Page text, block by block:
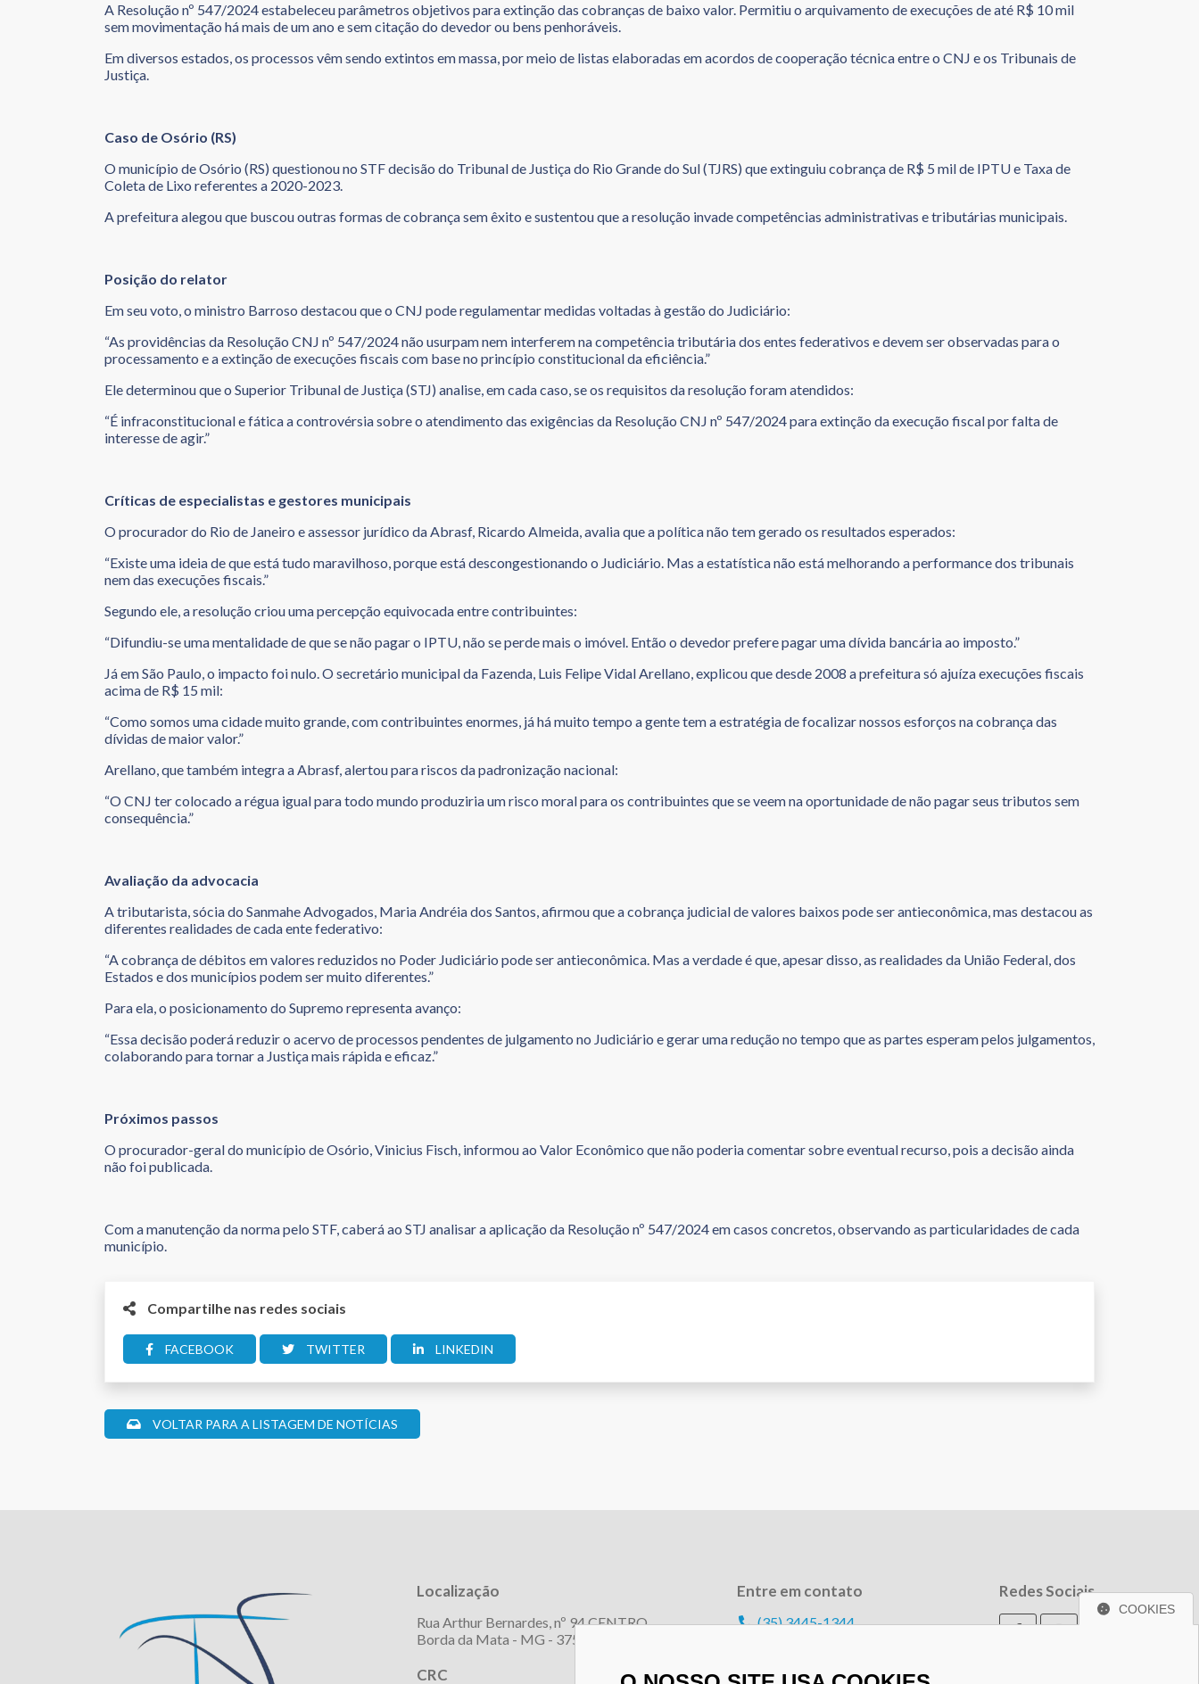
A Resolução nº 547/2024 estabeleceu parâmetros objetivos para extinção das cobranças de baixo valor. Permitiu o arquivamento de execuções de até R$ 10 mil
sem movimentação há mais de um ano e sem citação do devedor ou bens penhoráveis.
Em diversos estados, os processos vêm sendo extintos em massa, por meio de listas elaboradas em acordos de cooperação técnica entre o CNJ e os Tribunais de
Justiça.
Caso de Osório (RS)
O município de Osório (RS) questionou no STF decisão do Tribunal de Justiça do Rio Grande do Sul (TJRS) que extinguiu cobrança de R$ 5 mil de IPTU e Taxa de
Coleta de Lixo referentes a 2020-2023.
A prefeitura alegou que buscou outras formas de cobrança sem êxito e sustentou que a resolução invade competências administrativas e tributárias municipais.
Posição do relator
Em seu voto, o ministro Barroso destacou que o CNJ pode regulamentar medidas voltadas à gestão do Judiciário:
“As providências da Resolução CNJ nº 547/2024 não usurpam nem interferem na competência tributária dos entes federativos e devem ser observadas para o
processamento e a extinção de execuções fiscais com base no princípio constitucional da eficiência.”
Ele determinou que o Superior Tribunal de Justiça (STJ) analise, em cada caso, se os requisitos da resolução foram atendidos:
“É infraconstitucional e fática a controvérsia sobre o atendimento das exigências da Resolução CNJ nº 547/2024 para extinção da execução fiscal por falta de
interesse de agir.”
Críticas de especialistas e gestores municipais
O procurador do Rio de Janeiro e assessor jurídico da Abrasf, Ricardo Almeida, avalia que a política não tem gerado os resultados esperados:
“Existe uma ideia de que está tudo maravilhoso, porque está descongestionando o Judiciário. Mas a estatística não está melhorando a performance dos tribunais
nem das execuções fiscais.”
Segundo ele, a resolução criou uma percepção equivocada entre contribuintes:
“Difundiu-se uma mentalidade de que se não pagar o IPTU, não se perde mais o imóvel. Então o devedor prefere pagar uma dívida bancária ao imposto.”
Já em São Paulo, o impacto foi nulo. O secretário municipal da Fazenda, Luis Felipe Vidal Arellano, explicou que desde 2008 a prefeitura só ajuíza execuções fiscais
acima de R$ 15 mil:
“Como somos uma cidade muito grande, com contribuintes enormes, já há muito tempo a gente tem a estratégia de focalizar nossos esforços na cobrança das
dívidas de maior valor.”
Arellano, que também integra a Abrasf, alertou para riscos da padronização nacional:
“O CNJ ter colocado a régua igual para todo mundo produziria um risco moral para os contribuintes que se veem na oportunidade de não pagar seus tributos sem
consequência.”
Avaliação da advocacia
A tributarista, sócia do Sanmahe Advogados, Maria Andréia dos Santos, afirmou que a cobrança judicial de valores baixos pode ser antieconômica, mas destacou as
diferentes realidades de cada ente federativo:
“A cobrança de débitos em valores reduzidos no Poder Judiciário pode ser antieconômica. Mas a verdade é que, apesar disso, as realidades da União Federal, dos
Estados e dos municípios podem ser muito diferentes.”
Para ela, o posicionamento do Supremo representa avanço:
“Essa decisão poderá reduzir o acervo de processos pendentes de julgamento no Judiciário e gerar uma redução no tempo que as partes esperam pelos julgamentos,
colaborando para tornar a Justiça mais rápida e eficaz.”
Próximos passos
O procurador-geral do município de Osório, Vinicius Fisch, informou ao Valor Econômico que não poderia comentar sobre eventual recurso, pois a decisão ainda
não foi publicada.
Com a manutenção da norma pelo STF, caberá ao STJ analisar a aplicação da Resolução nº 547/2024 em casos concretos, observando as particularidades de cada
município.
Compartilhe nas redes sociais
FACEBOOK TWITTER LINKEDIN
VOLTAR PARA A LISTAGEM DE NOTÍCIAS
Localização
Rua Arthur Bernardes, nº 94 CENTRO
Borda da Mata - MG - 37564-000
CRC
Entre em contato
(35) 3445-1344
Redes Sociais
COOKIES